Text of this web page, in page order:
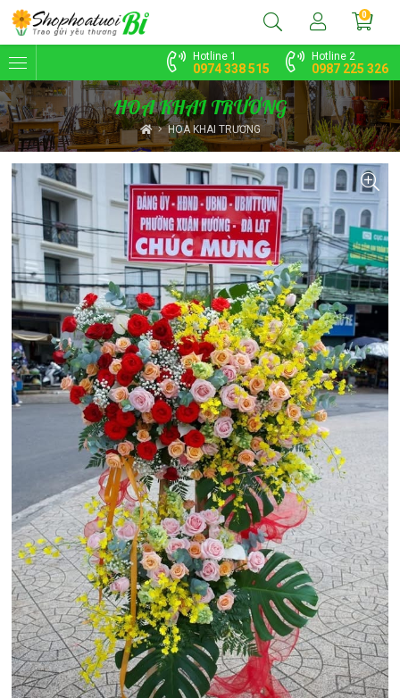
Hotline 1
0974 338 515
Hotline 2
0987 225 326
0
HOA KHAI TRƯƠNG
HOA KHAI TRƯƠNG